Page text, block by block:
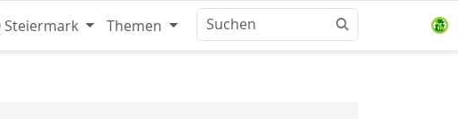
Steiermark Themen